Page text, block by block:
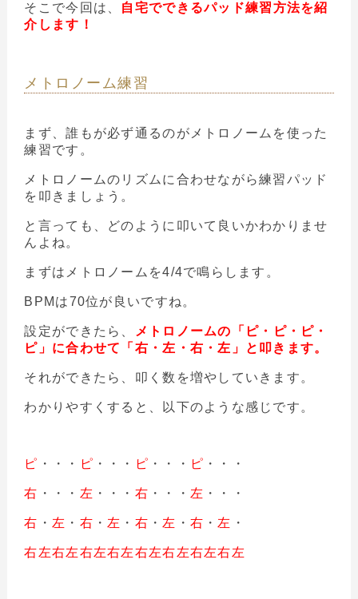
そこで今回は、 自宅でできるパッド練習方法を紹
介します！
メトロノーム練習
まず、誰もが必ず通るのがメトロノームを使った
練習です。
メトロノームのリズムに合わせながら練習パッド
を叩きましょう。
と言っても、どのように叩いて良いかわかりませ
んよね。
まずはメトロノームを4/4で鳴らします。
BPMは70位が良いですね。
設定ができたら、
メトロノームの「ピ・ピ・ピ・
ピ」に合わせて「右・左・右・左」と叩きます。
それができたら、叩く数を増やしていきます。
わかりやすくすると、以下のような感じです。
ピ ・・・ ピ ・・・ ピ ・・・ ピ ・・・
右 ・・・ 左 ・・・ 右 ・・・ 左 ・・・
右 ・ 左 ・ 右 ・ 左 ・ 右 ・ 左 ・ 右 ・ 左 ・
右左右左右左右左右左右左右左右左